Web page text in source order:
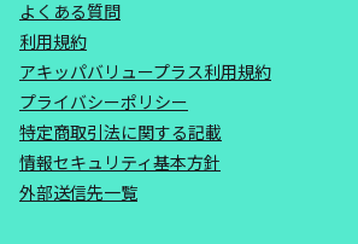
よくある質問
利用規約
アキッパバリュープラス利用規約
プライバシーポリシー
特定商取引法に関する記載
情報セキュリティ基本方針
外部送信先一覧